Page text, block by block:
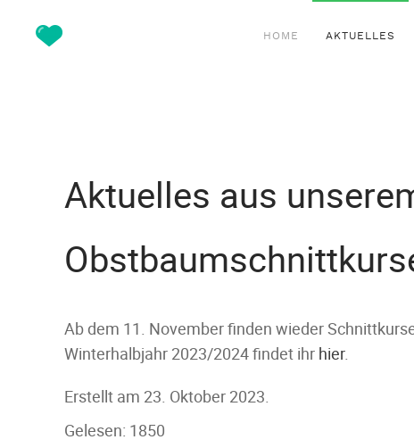
HOME AKTUELLES
Aktuelles aus
Ab dem 11. November finden wieder
Winterhalbjahr 2023/2024 findet ihr hier.
Erstellt am 23. Oktober 2023.
Gelesen: 1850